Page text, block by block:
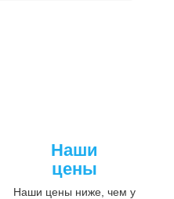
Наши
цены
Наши цены ниже, чем у